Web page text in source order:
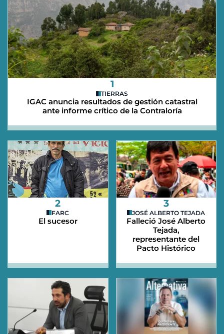
1
TIERRAS
IGAC anuncia resultados de gestión catastral
ante informe crítico de la Contraloría
2
FARC
El sucesor
3
JOSÉ ALBERTO TEJADA
Falleció José Alberto
Tejada,
representante del
Pacto Histórico